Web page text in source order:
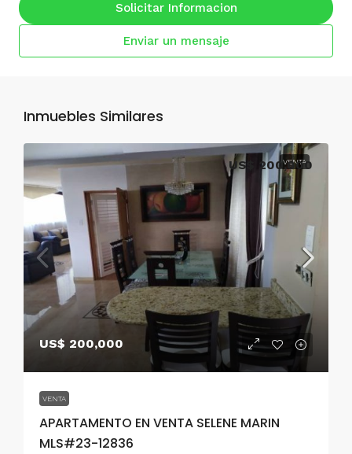
Solicitar Informacion
Enviar un mensaje
Inmuebles Similares
VENTA
US$ 200,000
VENTA
APARTAMENTO EN VENTA SELENE MARIN
MLS#23-12836
US$ 200,000